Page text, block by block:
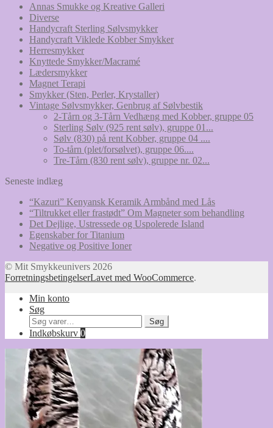
Annas Smukke og Kreative Galleri
Diverse
Handycraft Sterling Sølvsmykker
Handycraft Viklede Kobber Smykker
Herresmykker
Knyttede Smykker/Macramé
Lædersmykker
Magnet Terapi
Smykker (Sten, Perler, Krystaller)
Vintage Sølvsmykker, Genbrug af Sølvbestik
2-Tårn og 3-Tårn Vedhæng med Kobber, gruppe 05
Sterling Sølv (925 rent sølv), gruppe 01...
Sølv (830) på rent Kobber, gruppe 04 ....
To-tårn (plet/forsølvet), gruppe 06....
Tre-Tårn (830 rent sølv), gruppe nr. 02...
Seneste indlæg
“Kazuri” Kenyansk Keramik Armbånd med Lås
“Tiltrukket eller frastødt” Om Magneter som behandling
Det Dejlige, Ustressede og Uspolerede Island
Egenskaber for Titanium
Negative og Positive Ioner
© Mit Smykkeunivers 2026
ForretningsbetingelserLavet med WooCommerce.
Min konto
Søg
Søg
efter:
Søg
Indkøbskurv 0